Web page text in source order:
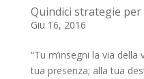
Quindici strategie per
Giu 16, 2016
“Tu m’insegni la via
tua presenza; alla tua